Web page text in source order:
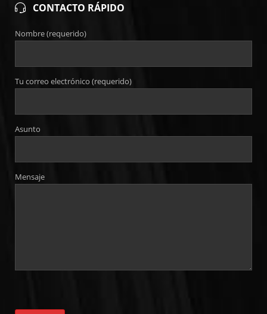
CONTACTO RÁPIDO
Nombre (requerido)
Tu correo electrónico (requerido)
Asunto
Mensaje